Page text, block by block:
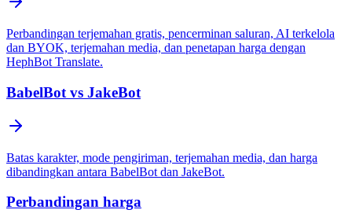
Perbandingan terjemahan gratis, pencerminan saluran, AI terkelola
dan BYOK, terjemahan media, dan penetapan harga dengan
HephBot Translate.
BabelBot vs JakeBot
Batas karakter, mode pengiriman, terjemahan media, dan harga
dibandingkan antara BabelBot dan JakeBot.
Perbandingan harga